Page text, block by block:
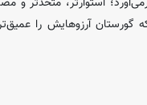
گورستان آرزوهایش را